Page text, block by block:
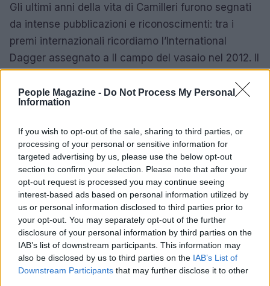
People Magazine - Do Not Process My Personal
Information
If you wish to opt-out of the sale, sharing to third parties, or
processing of your personal or sensitive information for
targeted advertising by us, please use the below opt-out
section to confirm your selection. Please note that after your
opt-out request is processed you may continue seeing
interest-based ads based on personal information utilized by
us or personal information disclosed to third parties prior to
your opt-out. You may separately opt-out of the further
disclosure of your personal information by third parties on the
IAB’s list of downstream participants. This information may
also be disclosed by us to third parties on the IAB’s List of
Downstream Participants that may further disclose it to other
Gli ultimi anni della vita di Camilleri furono segnati
da intense pubblicazioni e riconoscimenti: tra i
premi internazionali ricordiamo l’International
Dagger assegnato a Il campo del vasaio nel 2012. Il
suo ultimo romanzo pubblicato prima della morte fu
Km 123 nel 2019. La mattina del 17 giugno 2019
subì un arresto cardio-respiratorio e, dopo un
2019 all’età di 93 anni. Non credente, fu sepolto nel
cimitero acattolico di Roma e volle un funerale
laico, come espresso nel suo desiderio.
Eredità e memoria
La presenza di Camilleri nella cultura
contemporanea si estende oltre i libri: il suo
personaggio è comparso in parodie a fumetti e il
suo lavoro è stato oggetto di documentari e studi.